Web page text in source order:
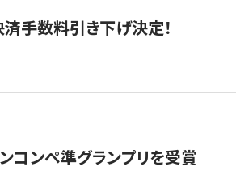
手数料引き下げ決定！
コンペ準グランプリを受賞